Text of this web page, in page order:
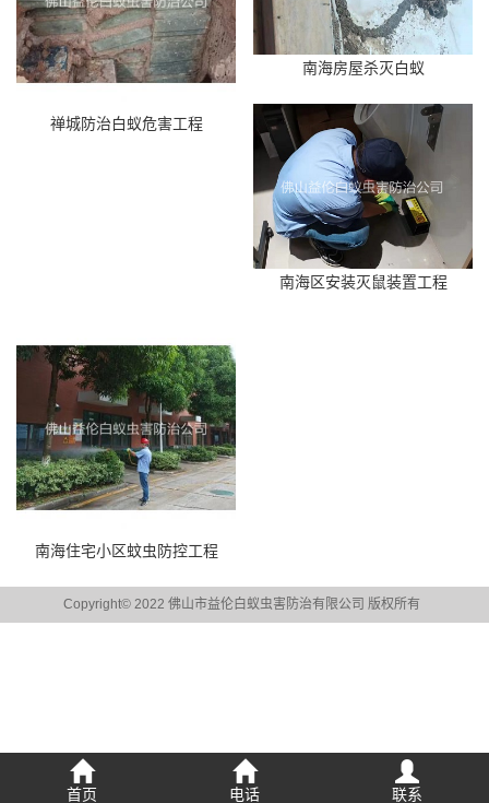
禅城防治白蚁危害工程
南海房屋杀灭白蚁
南海区安装灭鼠装置工程
南海住宅小区蚊虫防控工程
Copyright© 2022 佛山市益伦白蚁虫害防治有限公司 版权所有
首页 电话 联系